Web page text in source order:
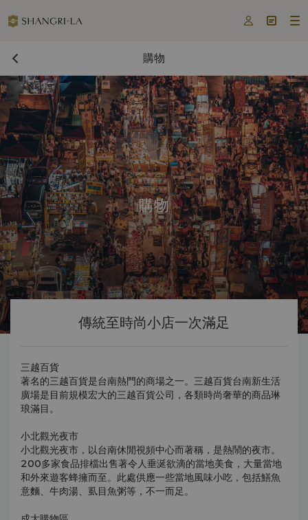
  
購物
購物
傳統至時尚小店一次滿足
三越百貨
著名的三越百貨是台南熱門的商場之一。三越百貨台南新生活
廣場是目前規模宏大的三越百貨公司，各類時尚奢華的商品琳
琅滿目。
小北觀光夜市
小北觀光夜市，以台南休閒視頻中心而著稱，是熱鬧的夜市。
200多家食品排檔出售著令人垂涎欲滴的當地美食，大量當地
和外來遊客蜂擁而至。此處供應一些當地風味小吃，包括鱔魚
意麵、牛肉湯、虱目魚粥等，不一而足。